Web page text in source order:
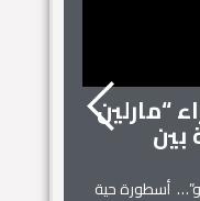
“مارلين
بين
أسطورة حية